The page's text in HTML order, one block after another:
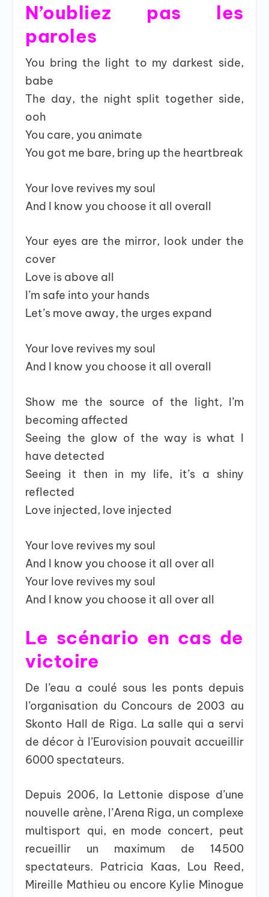
N’oubliez pas les
paroles
You bring the light to my darkest side,
babe
The day, the night split together side,
ooh
You care, you animate
You got me bare, bring up the heartbreak
Your love revives my soul
And I know you choose it all overall
Your eyes are the mirror, look under the
cover
Love is above all
I’m safe into your hands
Let’s move away, the urges expand
Your love revives my soul
And I know you choose it all overall
Show me the source of the light, I’m
becoming affected
Seeing the glow of the way is what I
have detected
Seeing it then in my life, it’s a shiny
reflected
Love injected, love injected
Your love revives my soul
And I know you choose it all over all
Your love revives my soul
And I know you choose it all over all
Le scénario en cas de
victoire
De l’eau a coulé sous les ponts depuis
l’organisation du Concours de 2003 au
Skonto Hall de Riga. La salle qui a servi
de décor à l’Eurovision pouvait accueillir
6000 spectateurs.
Depuis 2006, la Lettonie dispose d’une
nouvelle arène, l’Arena Riga, un complexe
multisport qui, en mode concert, peut
recueillir un maximum de 14500
spectateurs. Patricia Kaas, Lou Reed,
Mireille Mathieu ou encore Kylie Minogue